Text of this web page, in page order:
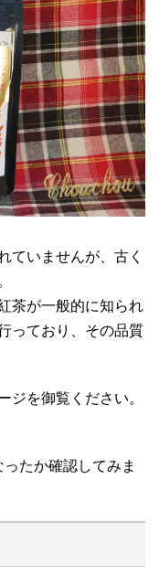
ていませんが、古く
茶が一般的に知られ
っており、その品質
ジを御覧ください。
たか確認してみま